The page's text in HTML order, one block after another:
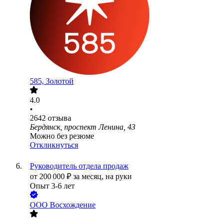
585, Золотой
4.0
•
2642 отзыва
Бердянск, проспект Ленина, 43
Можно без резюме
Откликнуться
Руководитель отдела продаж
от 200 000 ₽ за месяц, на руки
Опыт 3-6 лет
ООО Восхождение